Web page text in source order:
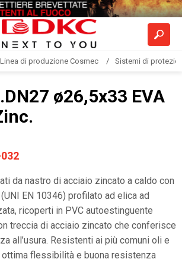
Linea di produzione Cosmec Sistemi di
ø26,5x33 EVA
da nastro di acciaio zincato a caldo con
EN 10346) profilato ad elica ad
ricoperti in PVC autoestinguente
treccia di acciaio zincato che conferisce
all’usura. Resistenti ai più comuni oli e
flessibilità e buona resistenza